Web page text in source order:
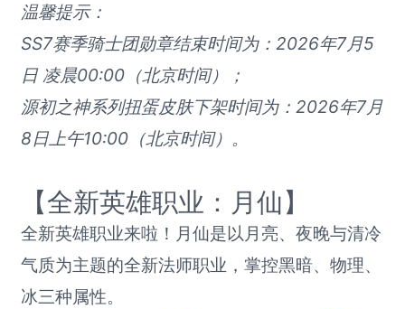
温馨提示：
SS7赛季骑士团勋章结束时间为：2026年7月5
日 凌晨00:00（北京时间）；
源初之神系列扭蛋皮肤下架时间为：2026年7月
8日上午10:00（北京时间）。
【全新英雄职业：月仙】
全新英雄职业来啦！月仙是以月亮、夜晚与清冷
气质为主题的全新法师职业，掌控黑暗、物理、
冰三种属性。